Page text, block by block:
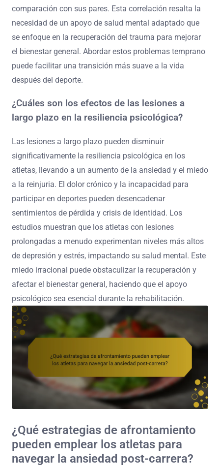
comparación con sus pares. Esta correlación resalta la
necesidad de un apoyo de salud mental adaptado que
se enfoque en la recuperación del trauma para mejorar
el bienestar general. Abordar estos problemas temprano
puede facilitar una transición más suave a la vida
después del deporte.
¿Cuáles son los efectos de las lesiones a
largo plazo en la resiliencia psicológica?
Las lesiones a largo plazo pueden disminuir
significativamente la resiliencia psicológica en los
atletas, llevando a un aumento de la ansiedad y el miedo
a la reinjuria. El dolor crónico y la incapacidad para
participar en deportes pueden desencadenar
sentimientos de pérdida y crisis de identidad. Los
estudios muestran que los atletas con lesiones
prolongadas a menudo experimentan niveles más altos
de depresión y estrés, impactando su salud mental. Este
miedo irracional puede obstaculizar la recuperación y
afectar el bienestar general, haciendo que el apoyo
psicológico sea esencial durante la rehabilitación.
¿Qué estrategias de afrontamiento
pueden emplear los atletas para
navegar la ansiedad post-carrera?